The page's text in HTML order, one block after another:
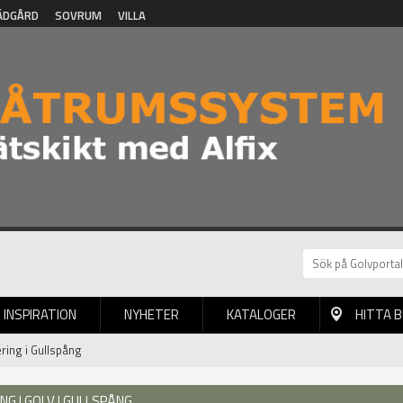
SOVRUM VILLA
INSPIRATION NYHETER KATALOGER HITTA
i Gullspång